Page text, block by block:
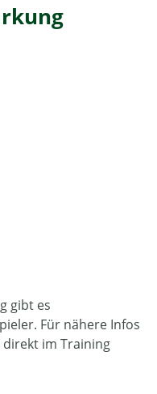
gibt es
Für nähere Infos
im Training